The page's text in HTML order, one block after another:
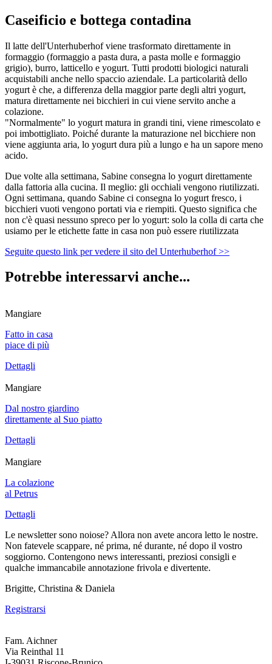
Caseificio e bottega contadina
Il latte dell'Unterhuberhof viene trasformato direttamente in
formaggio (formaggio a pasta dura, a pasta molle e formaggio
grigio), burro, latticello e yogurt. Tutti prodotti biologici naturali
acquistabili anche nello spaccio aziendale. La particolarità dello
yogurt è che, a differenza della maggior parte degli altri yogurt,
matura direttamente nei bicchieri in cui viene servito anche a
colazione.
"Normalmente" lo yogurt matura in grandi tini, viene rimescolato e
poi imbottigliato. Poiché durante la maturazione nel bicchiere non
viene aggiunta aria, lo yogurt dura più a lungo e ha un sapore meno
acido.
Due volte alla settimana, Sabine consegna lo yogurt direttamente
dalla fattoria alla cucina. Il meglio: gli occhiali vengono riutilizzati.
Ogni settimana, quando Sabine ci consegna lo yogurt fresco, i
bicchieri vuoti vengono portati via e riempiti. Questo significa che
non c'è quasi nessuno spreco per lo yogurt: solo la colla di carta che
usiamo per le etichette fatte in casa non può essere riutilizzata
Seguite questo link per vedere il sito del Unterhuberhof >>
Potrebbe interessarvi anche...
Mangiare
Fatto in casa
piace di più
Dettagli
Mangiare
Dal nostro giardino
direttamente al Suo piatto
Dettagli
Mangiare
La colazione
al Petrus
Dettagli
Le newsletter sono noiose? Allora non avete ancora letto le nostre.
Non fatevele scappare, né prima, né durante, né dopo il vostro
soggiorno. Contengono news interessanti, preziosi consigli e
qualche immancabile annotazione frivola e divertente.
Brigitte, Christina & Daniela
Registrarsi
Fam. Aichner
Via Reinthal 11